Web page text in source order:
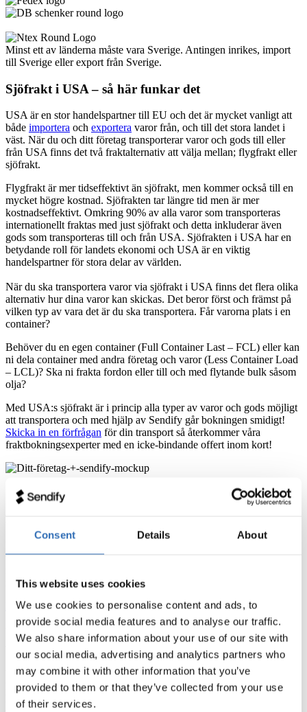
Consent Details About
This website uses cookies
We use cookies to personalise content and ads, to
provide social media features and to analyse our traffic.
We also share information about your use of our site with
our social media, advertising and analytics partners who
may combine it with other information that you’ve
provided to them or that they’ve collected from your use
of their services.
Minst ett av länderna måste vara Sverige. Antingen inrikes, import
till Sverige eller export från Sverige.
Sjöfrakt i USA – så här funkar det
USA är en stor handelspartner till EU och det är mycket vanligt att
både importera och exportera varor från, och till det stora landet i
väst. När du och ditt företag transporterar varor och gods till eller
från USA finns det två fraktalternativ att välja mellan; flygfrakt eller
sjöfrakt.
Flygfrakt är mer tidseffektivt än sjöfrakt, men kommer också till en
mycket högre kostnad. Sjöfrakten tar längre tid men är mer
kostnadseffektivt. Omkring 90% av alla varor som transporteras
internationellt fraktas med just sjöfrakt och detta inkluderar även
gods som transporteras till och från USA. Sjöfrakten i USA har en
betydande roll för landets ekonomi och USA är en viktig
handelspartner för stora delar av världen.
När du ska transportera varor via sjöfrakt i USA finns det flera olika
alternativ hur dina varor kan skickas. Det beror först och främst på
vilken typ av vara det är du ska transportera. Får varorna plats i en
container?
Behöver du en egen container (Full Container Last – FCL) eller kan
ni dela container med andra företag och varor (Less Container Load
– LCL)? Ska ni frakta fordon eller till och med flytande bulk såsom
olja?
Med USA:s sjöfrakt är i princip alla typer av varor och gods möjligt
att transportera och med hjälp av Sendify går bokningen smidigt!
Skicka in en förfrågan för din transport så återkommer våra
fraktbokningsexperter med en icke-bindande offert inom kort!
Step 1
via tåg, väg, flyg och sjöfrakt, med full support från vårt
igång!
Beräkna ditt fraktpris
USA Sjöfrakt – De viktigaste hamnarna att känna
USA har flera viktiga hamnar som fungerar som globala
knutpunkter för både sjöfrakten och den internationella handeln.
Nedan listar vi några av de största och viktigaste hamnarna i USA:s